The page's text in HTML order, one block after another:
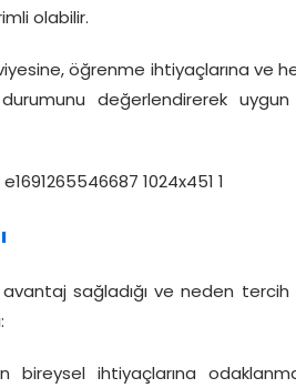
olabilir.
öğrenme ihtiyaçlarına ve
değerlendirerek
sağladığı ve neden
ihtiyaçlarına